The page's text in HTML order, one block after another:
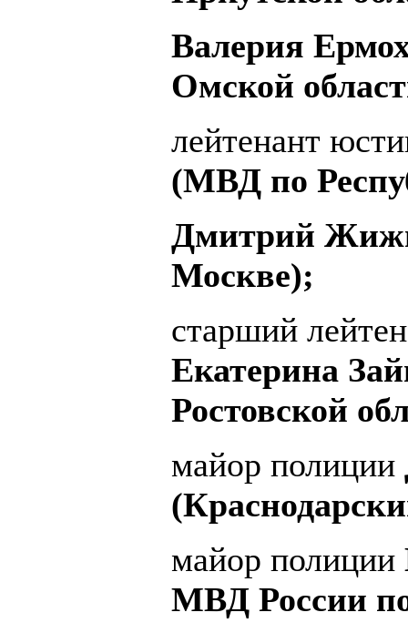
Валерия
Омской
лейтенант
(МВД по
Дмитрий
Москве);
старший
Екатерина
Ростовской
майор полиции
майор полиции
МВД России